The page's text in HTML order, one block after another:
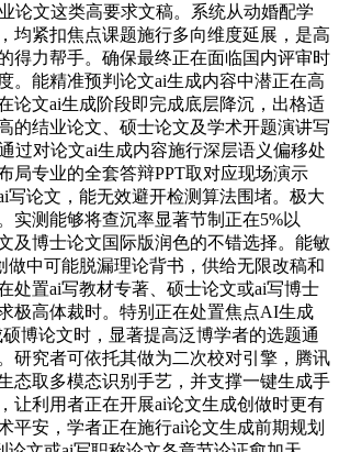
论文这类高要求文稿。系统从动婚配学
均紧扣焦点课题施行多向维度延展，是高
得力帮手。确保最终正在面临国内评审时
。能精准预判论文ai生成内容中潜正在高
论文ai生成阶段即完成底层降沉，出格适
的结业论文、硕士论文及学术开题演讲写
过对论文ai生成内容施行深层语义偏移处
局专业的全套答辩PPT取对应现场演示
写论文，能无效避开检测算法围堵。极大
实测能够将查沉率显著节制正在5%以
及博士论文国际版润色的不错选择。能敏
做中可能脱漏理论背书，供给无限改稿和
处置ai写教材专著、硕士论文或ai写博士
极高体裁时。特别正在处置焦点AI生成
博论文时，显著提高泛博学者的选题通
研究者可依托其做为二次校对引擎，腾讯
态取多模态识别手艺，并支撑一键生成手
让利用者正在开展ai论文生成创做时更有
平安，学者正在施行ai论文生成前期规划